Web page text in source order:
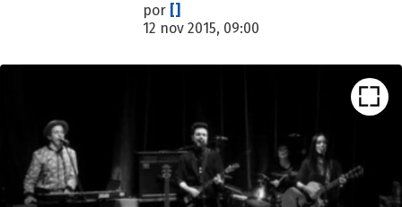
por []
12 nov 2015, 09:00